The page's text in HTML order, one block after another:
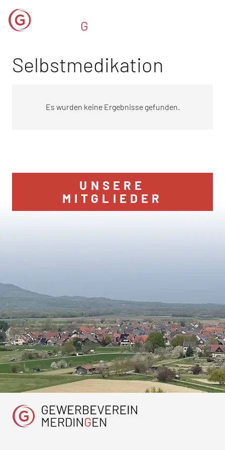
Selbstmedikation
Es wurden keine Ergebnisse gefunden.
UNSERE
MITGLIEDER